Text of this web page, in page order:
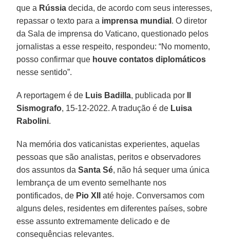
que a Rússia decida, de acordo com seus interesses,
repassar o texto para a imprensa mundial . O diretor
da Sala de imprensa do Vaticano, questionado pelos
jornalistas a esse respeito, respondeu: “No momento,
posso confirmar que houve contatos diplomáticos
nesse sentido”.
A reportagem é de Luis Badilla, publicada por
Sismografo, 15-12-2022. A tradução é de Luisa
Rabolini.
Na memória dos vaticanistas experientes, aquelas
pessoas que são analistas, peritos e observadores
dos assuntos daSanta Sé, não há sequer uma única
lembrança de um evento semelhante nos
pontificados, de Pio XII
até hoje. Conversamos com
alguns deles, residentes em diferentes países, sobre
esse assunto extremamente delicado e de
consequências relevantes.